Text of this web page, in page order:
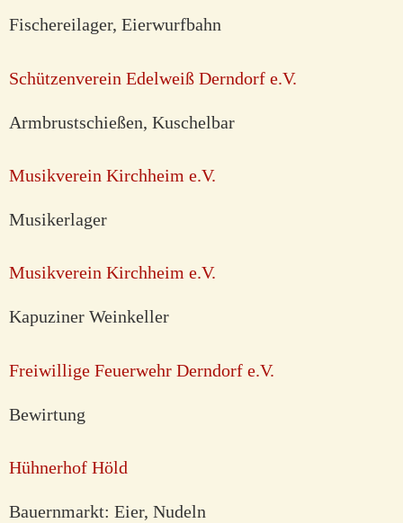
Fischereilager, Eierwurfbahn
Schützenverein Edelweiß Derndorf e.V.
Armbrustschießen, Kuschelbar
Musikverein Kirchheim e.V.
Musikerlager
Musikverein Kirchheim e.V.
Kapuziner Weinkeller
Freiwillige Feuerwehr Derndorf e.V.
Bewirtung
Hühnerhof Höld
Bauernmarkt: Eier, Nudeln